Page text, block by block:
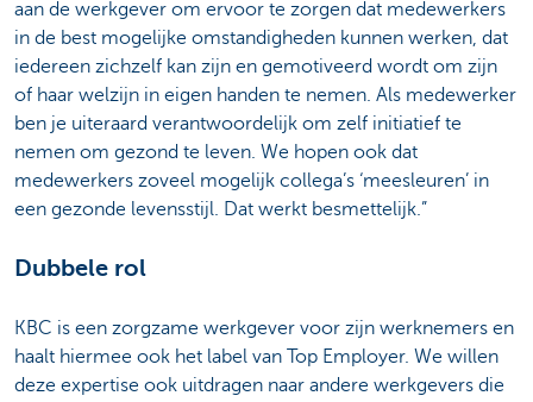
aan de werkgever om ervoor te zorgen dat medewerkers
in de best mogelijke omstandigheden kunnen werken, dat
iedereen zichzelf kan zijn en gemotiveerd wordt om zijn
of haar welzijn in eigen handen te nemen. Als medewerker
ben je uiteraard verantwoordelijk om zelf initiatief te
nemen om gezond te leven. We hopen ook dat
medewerkers zoveel mogelijk collega’s ‘meesleuren’ in
een gezonde levensstijl. Dat werkt besmettelijk.”
Dubbele rol
KBC is een zorgzame werkgever voor zijn werknemers en
haalt hiermee ook het label van Top Employer. We willen
deze expertise ook uitdragen naar andere werkgevers die